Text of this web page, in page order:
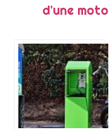
d’une moto